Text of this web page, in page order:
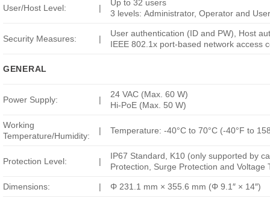
User/Host Level: |
Up to 32 users
3 levels: Administrator, Operator and
Security Measures: |
User authentication (ID and PW), Host
IEEE 802.1x port-based network access
GENERAL
Power Supply: |
24 VAC (Max. 60 W)
Hi-PoE (Max. 50 W)
Working
Temperature/Humidity:
| Temperature: -40°C to 70°C (-40°F to
Protection Level: |
IP67 Standard, K10 (only supported by
Protection, Surge Protection and Voltage
Dimensions: | Φ 231.1 mm × 355.6 mm (Φ 9.1″ × 14″)